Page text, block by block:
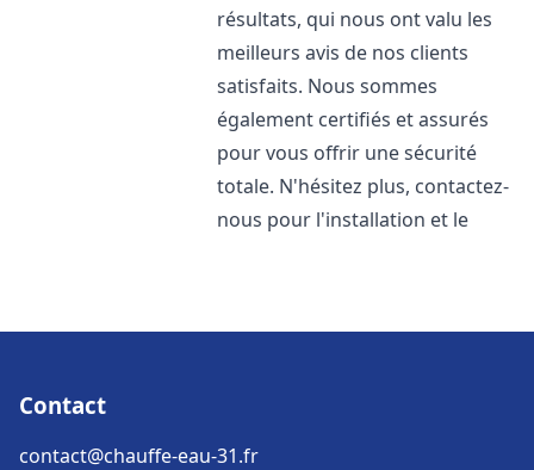
résultats, qui nous ont valu les
meilleurs avis de nos clients
satisfaits. Nous sommes
également certifiés et assurés
pour vous offrir une sécurité
totale. N'hésitez plus, contactez-
nous pour l'installation et le
Contact
contact@chauffe-eau-31.fr